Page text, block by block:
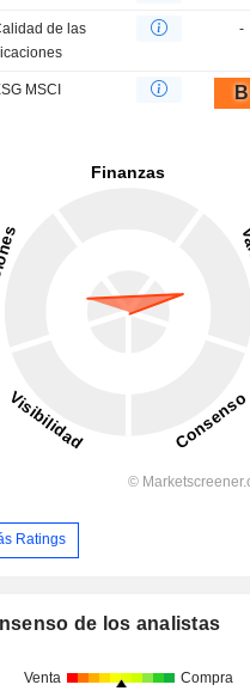
de las
-
MSCI B
Ratings
de los analistas
Venta Compra